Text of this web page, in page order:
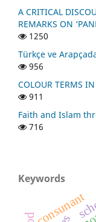
A CRITICAL
REMARKS ON
1250
Türkçe ve
956
COLOUR TERMS
911
Faith and Islam
716
Keywords
consunant